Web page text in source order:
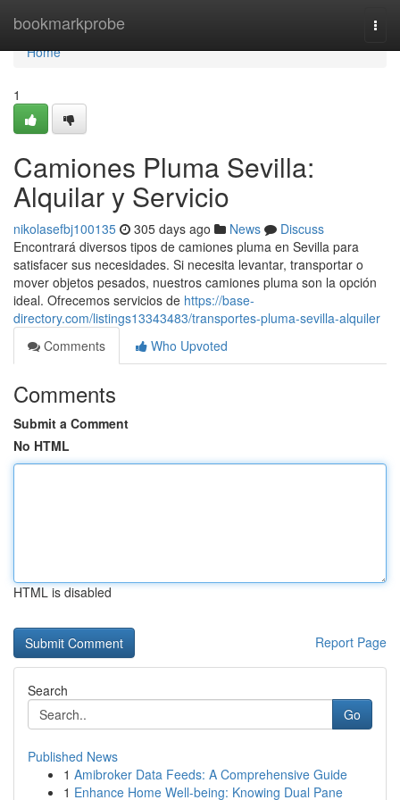
bookmarkprobe
Home
Home
1
Camiones Pluma Sevilla:
Alquilar y Servicio
nikolasefbj100135 305 days ago News
Discuss
Encontrará diversos tipos de camiones pluma en Sevilla para
satisfacer sus necesidades. Si necesita levantar, transportar o
mover objetos pesados, nuestros camiones pluma son la opción
ideal. Ofrecemos servicios de https://base-
directory.com/listings13343483/transportes-pluma-sevilla-alquiler
Comments
Who Upvoted
Comments
Submit a Comment
No HTML
HTML is disabled
Report Page
Search
Go
Published News
1 Amibroker Data Feeds: A Comprehensive Guide
1 Enhance Home Well-being: Knowing Dual Pane